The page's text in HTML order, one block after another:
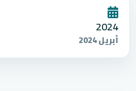
2024
أبريل 2024